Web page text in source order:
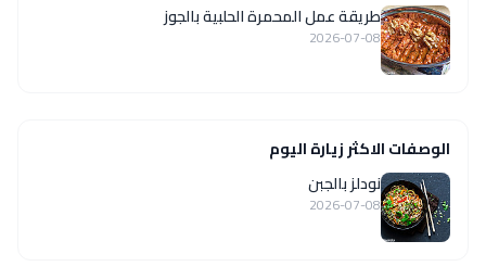
طريقة عمل المحمرة الحلبية بالجوز
2026-07-08
الوصفات الاكثر زيارة اليوم
نودلز بالجبن
2026-07-08